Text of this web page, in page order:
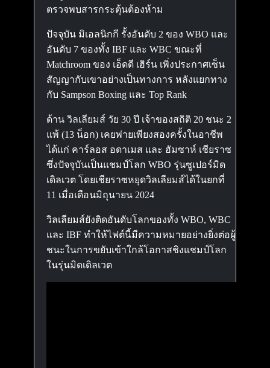
ตรวจพบสารกระตุ้นต้องห้าม
ปัจจุบัน มิเอลนิกกี รั้งอันดับ 2 ของ WBO และ
อันดับ 7 ของทั้ง IBF และ WBC ขณะที่
Matchroom ของ เอ็ดดี เฮิร์น เพิ่งประกาศเซ็น
สัญญากับเขาอย่างเป็นทางการ หลังแยกทาง
กับ Sampson Boxing และ Top Rank
ด้าน วิลเลียมส์ วัย 30 ปี เจ้าของสถิติ 20 ชนะ 2
แพ้ (13 น็อก) เคยพ่ายเพียงสองครั้งในอาชีพ
ได้แก่ คาร์ลอส อดาเมส และ ฮัมซาห์ เชียราซ
ซึ่งปัจจุบันเป็นแชมป์โลก WBO รุ่นซูเปอร์มิด
เดิลเวต โดยเชียราซหยุดวิลเลียมส์ได้ในยกที่
11 เมื่อเดือนมิถุนายน 2024
วิลเลียมส์ยังติดอันดับโลกของทั้ง WBO, WBC
และ IBF ทำให้ไฟต์นี้มีความหมายอย่างยิ่งต่อผู้
ชนะในการขยับเข้าใกล้โอกาสชิงแชมป์โลก
ในรุ่นมิดเดิลเวต